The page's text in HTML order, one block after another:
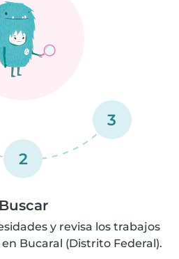
2
3
Buscar
y revisa los trabajos
Bucaral (Distrito Federal).